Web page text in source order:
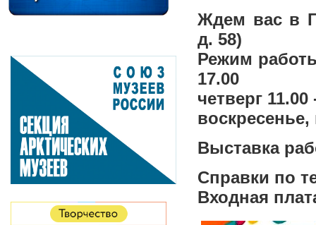
Ждем вас в
д. 58)
Режим
17.00
четверг 11.00
Выставка
Справки по
Входная